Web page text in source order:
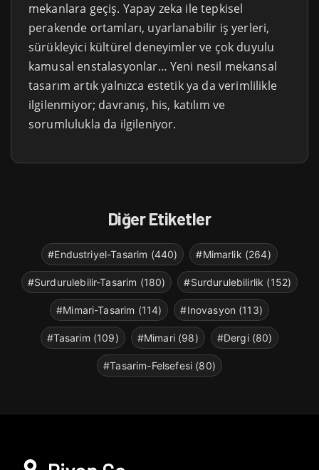
mekanlara geçiş. Yapay zeka ile tepkisel
perakende ortamları, uyarlanabilir iş yerleri,
sürükleyici kültürel deneyimler ve çok duyulu
kamusal enstalasyonlar… Yeni nesil mekansal
tasarım artık yalnızca estetik ya da verimlilikle
ilgilenmiyor; davranış, his, katılım ve
sorumlulukla da ilgileniyor.
Diğer Etiketler
#Endustriyel-Tasarim (440) #Mimarlik (264)
#Surdurulebilir-Tasarim (180) #Surdurulebilirlik (152)
#Mimari-Tasarim (114) #Inovasyon (113)
#Tasarim (109) #Mimari (98) #Dergi (80)
#Tasarim-Felsefesi (80)